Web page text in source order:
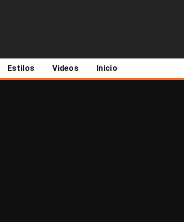
Estilos Videos Inicio